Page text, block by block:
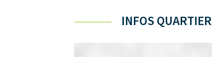
INFOS QUARTIER